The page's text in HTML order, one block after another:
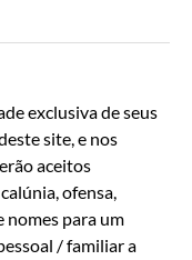
exclusiva de seus
site, e nos
aceitos
ofensa,
nomes para um
/ familiar a